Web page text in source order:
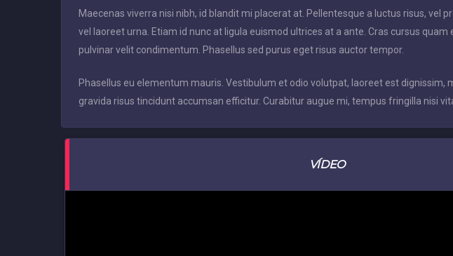
Maecenas viverra nisi nibh, id blandit mi placerat at. Pellentesque a luctus risus, vel
vel laoreet urna. Etiam id nunc at ligula euismod ultrices at a ante. Cras cursus quam
pulvinar velit condimentum. Phasellus sed purus eget risus auctor tempor.
Phasellus eu elementum mauris. Vestibulum et odio volutpat, laoreet est dignissim,
gravida risus tincidunt accumsan efficitur. Curabitur augue mi, tempus fringilla nisi
VÍDEO